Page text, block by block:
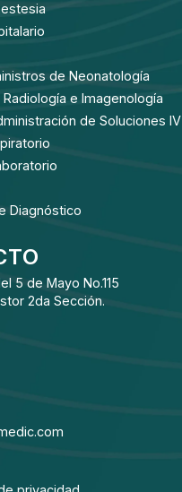
de Neonatología
e Imagenología
de Soluciones IV
Diagnóstico
5 de Mayo No.115
2da Sección.